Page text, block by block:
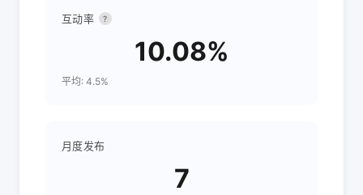
互动率 ?
10.08%
平均: 4.5%
月度发布
7